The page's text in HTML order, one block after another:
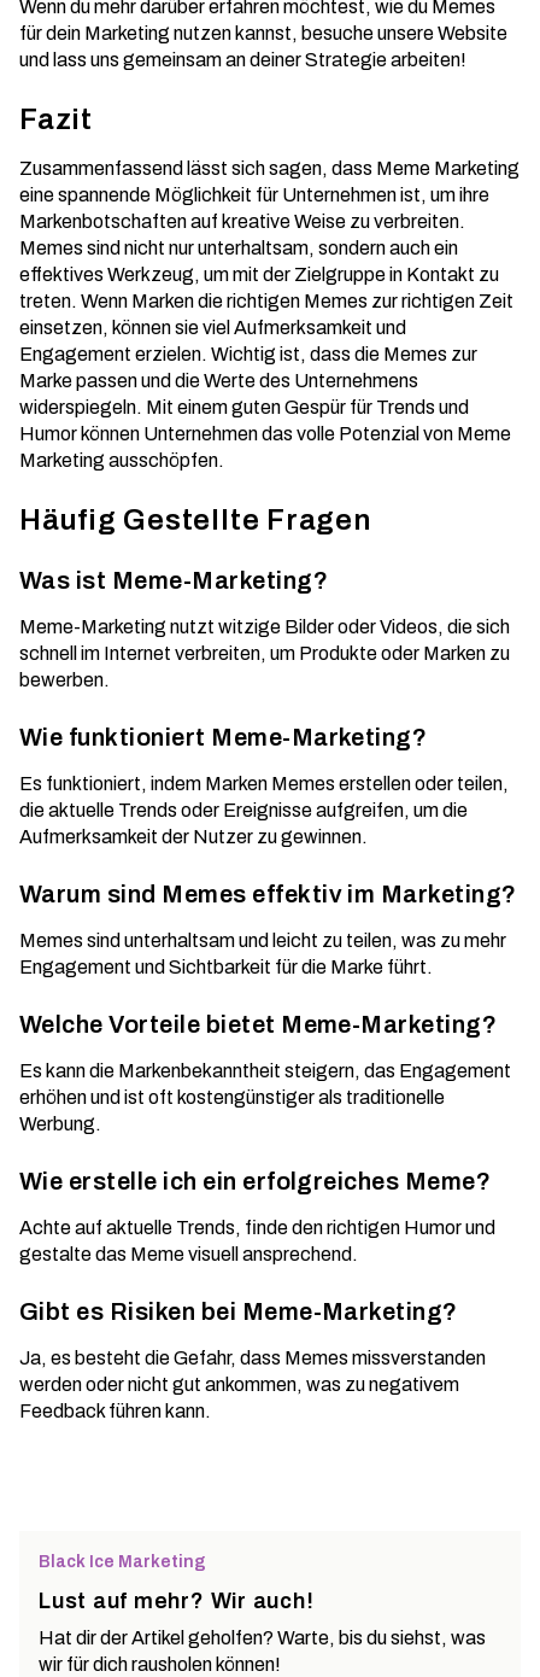
Wenn du mehr darüber erfahren möchtest, wie du Memes
für dein Marketing nutzen kannst, besuche unsere Website
und lass uns gemeinsam an deiner Strategie arbeiten!
Fazit
Zusammenfassend lässt sich sagen, dass Meme Marketing
eine spannende Möglichkeit für Unternehmen ist, um ihre
Markenbotschaften auf kreative Weise zu verbreiten.
Memes sind nicht nur unterhaltsam, sondern auch ein
effektives Werkzeug, um mit der Zielgruppe in Kontakt zu
treten. Wenn Marken die richtigen Memes zur richtigen Zeit
einsetzen, können sie viel Aufmerksamkeit und
Engagement erzielen. Wichtig ist, dass die Memes zur
Marke passen und die Werte des Unternehmens
widerspiegeln. Mit einem guten Gespür für Trends und
Humor können Unternehmen das volle Potenzial von Meme
Marketing ausschöpfen.
Häufig Gestellte Fragen
Was ist Meme-Marketing?
Meme-Marketing nutzt witzige Bilder oder Videos, die sich
schnell im Internet verbreiten, um Produkte oder Marken zu
bewerben.
Wie funktioniert Meme-Marketing?
Es funktioniert, indem Marken Memes erstellen oder teilen,
die aktuelle Trends oder Ereignisse aufgreifen, um die
Aufmerksamkeit der Nutzer zu gewinnen.
Warum sind Memes effektiv im Marketing?
Memes sind unterhaltsam und leicht zu teilen, was zu mehr
Engagement und Sichtbarkeit für die Marke führt.
Welche Vorteile bietet Meme-Marketing?
Es kann die Markenbekanntheit steigern, das Engagement
erhöhen und ist oft kostengünstiger als traditionelle
Werbung.
Wie erstelle ich ein erfolgreiches Meme?
Achte auf aktuelle Trends, finde den richtigen Humor und
gestalte das Meme visuell ansprechend.
Gibt es Risiken bei Meme-Marketing?
Ja, es besteht die Gefahr, dass Memes missverstanden
werden oder nicht gut ankommen, was zu negativem
Feedback führen kann.
Black Ice Marketing
Lust auf mehr? Wir auch!
Hat dir der Artikel geholfen? Warte, bis du siehst, was
wir für dich rausholen können!